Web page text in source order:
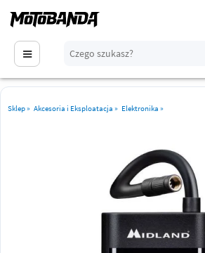
Sklep» Akcesoria i Eksploatacja » Elektronika »